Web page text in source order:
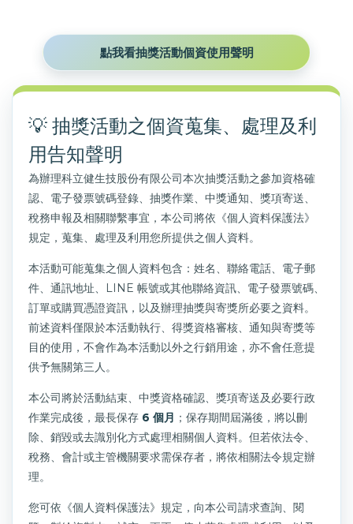
點我看抽獎活動個資使用聲明
💡 抽獎活動之個資蒐集、處理及利
用告知聲明
為辦理科立健生技股份有限公司本次抽獎活動之參加資格確
認、電子發票號碼登錄、抽獎作業、中獎通知、獎項寄送、
稅務申報及相關聯繫事宜，本公司將依《個人資料保護法》
規定，蒐集、處理及利用您所提供之個人資料。
本活動可能蒐集之個人資料包含：姓名、聯絡電話、電子郵
件、通訊地址、LINE 帳號或其他聯絡資訊、電子發票號碼、
訂單或購買憑證資訊，以及辦理抽獎與寄獎所必要之資料。
前述資料僅限於本活動執行、得獎資格審核、通知與寄獎等
目的使用，不會作為本活動以外之行銷用途，亦不會任意提
供予無關第三人。
本公司將於活動結束、中獎資格確認、獎項寄送及必要行政
作業完成後，最長保存 6 個月 ；保存期間屆滿後，將以刪
除、銷毀或去識別化方式處理相關個人資料。但若依法令、
稅務、會計或主管機關要求需保存者，將依相關法令規定辦
理。
您可依《個人資料保護法》規定，向本公司請求查詢、閱